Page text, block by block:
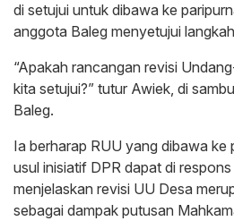
di setujui untuk dibawa ke
anggota Baleg menyetujui
“Apakah rancangan revisi
kita setujui?” tutur Awiek, di
Baleg.
Ia berharap RUU yang dibawa ke
usul inisiatif DPR dapat di
menjelaskan revisi UU Desa
sebagai dampak putusan